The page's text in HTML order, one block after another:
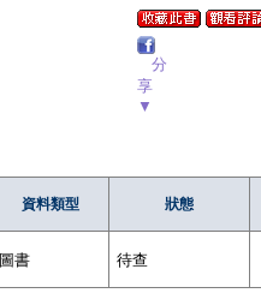
分
享
▼
資料類型 狀態
圖書 待查